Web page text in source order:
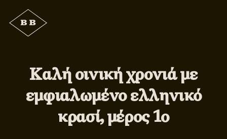
Καλή οινική χρονιά με
εμφιαλωμένο ελληνικό
κρασί, μέρος 1ο